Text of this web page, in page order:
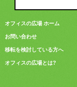
オフィスの広場 ホーム
お問い合わせ
移転を検討している方へ
オフィスの広場とは?